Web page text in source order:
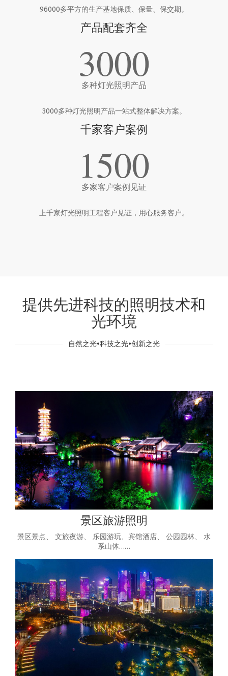
96000多平方的生产基地保质、保量、保交期。
产品配套齐全
3000
多种灯光照明产品
3000多种灯光照明产品一站式整体解决方案。
千家客户案例
1500
多家客户案例见证
上千家灯光照明工程客户见证，用心服务客户。
提供先进科技的照明技术和
光环境
自然之光•科技之光•创新之光
景区旅游照明
景区景点、 文旅夜游、 乐园游玩、宾馆酒店、 公园园林、 水
系山体……